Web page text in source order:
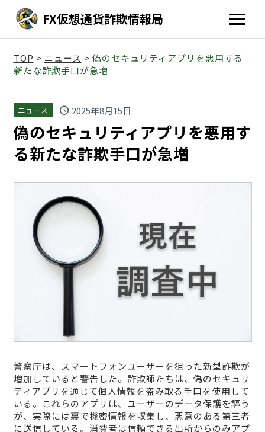
FX仮想通貨詐欺情報局
TOP > ニュース > 偽のセキュリティアプリを悪用する
新たな詐欺手口が急増
ニュース schedule 2025年8月15日
偽のセキュリティアプリを悪用す
る新たな詐欺手口が急増
警察庁は、スマートフォンユーザーを狙った新型詐欺が
増加していると警告した。詐欺師たちは、偽のセキュリ
ティアプリを通じて個人情報を盗み取る手口を使用して
いる。これらのアプリは、ユーザーのデータ保護を謳う
が、実際には裏で機密情報を収集し、悪意のある第三者
に送信している。消費者は信頼できる出所からのみアプ